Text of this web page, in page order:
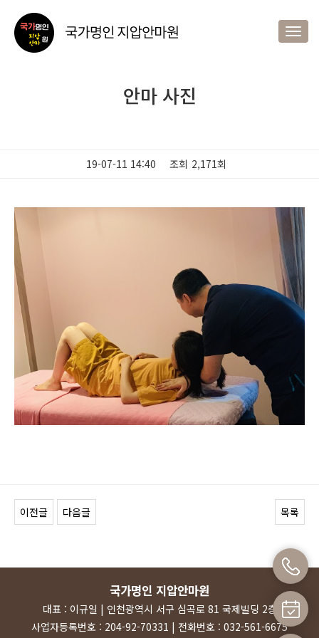
안마 사진
19-07-11 14:40 조회 2,171회
이전글 다음글 목록
국가명인 지압안마원
대표 : 이규일 | 인천광역시 서구 심곡로 81 국제빌딩 2층
사업자등록번호 : 204-92-70331 | 전화번호 : 032-561-6675